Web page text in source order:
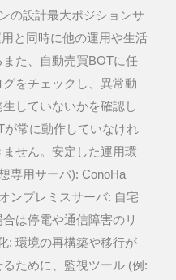
の設計最大ポジションサ
と同時に他の運用や生活
た、自動売買BOTに任
をチェックし、異常動
していないかを確認し
が常に動作していなけれ
せん。安定した運用環
専用サーバ): ConoHa
ンプレミスサーバ: 自宅
は停電や通信障害のリ
: 環境の再構築や移行が
ために、監視ツール (例: